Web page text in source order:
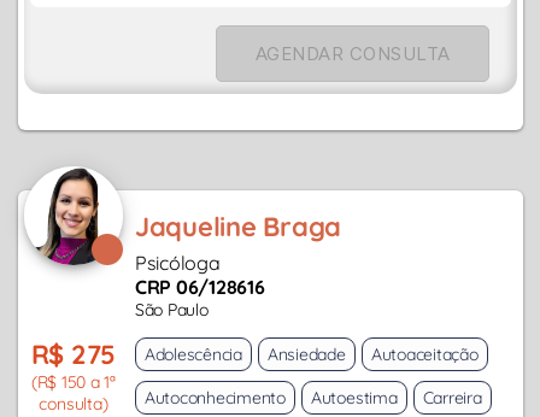
AGENDAR CONSULTA
Jaqueline Braga
Psicóloga
CRP 06/128616
São Paulo
R$ 275
(R$ 150 a 1ª
consulta)
Adolescência Ansiedade
Autoaceitação
Autoconhecimento
Autoestima Carreira